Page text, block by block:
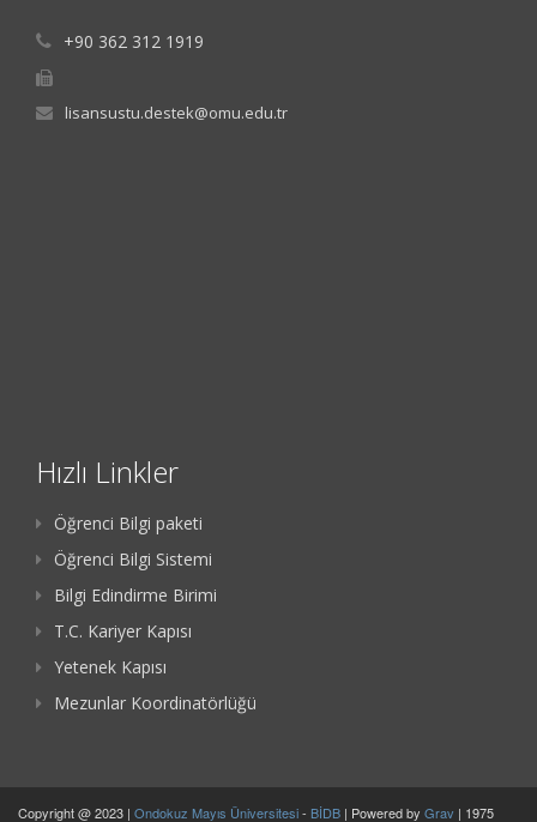
+90 362 312 1919
lisansustu.destek@omu.edu.tr
Hızlı Linkler
Öğrenci Bilgi paketi
Öğrenci Bilgi Sistemi
Bilgi Edindirme Birimi
T.C. Kariyer Kapısı
Yetenek Kapısı
Mezunlar Koordinatörlüğü
Copyright @ 2023 | Ondokuz Mayıs Üniversitesi- BİDB | Powered by Grav | 1975